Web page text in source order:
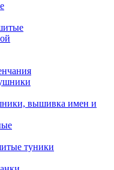
вышивка имен и
туники